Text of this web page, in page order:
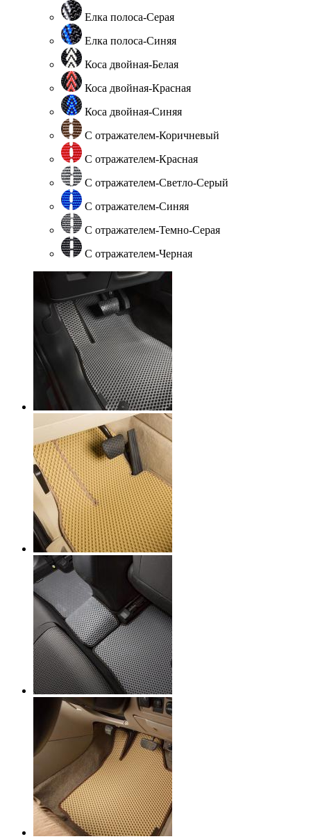
Елка полоса-Серая
Елка полоса-Синяя
Коса двойная-Белая
Коса двойная-Красная
Коса двойная-Синяя
С отражателем-Коричневый
С отражателем-Красная
С отражателем-Светло-Серый
С отражателем-Синяя
С отражателем-Темно-Серая
С отражателем-Черная